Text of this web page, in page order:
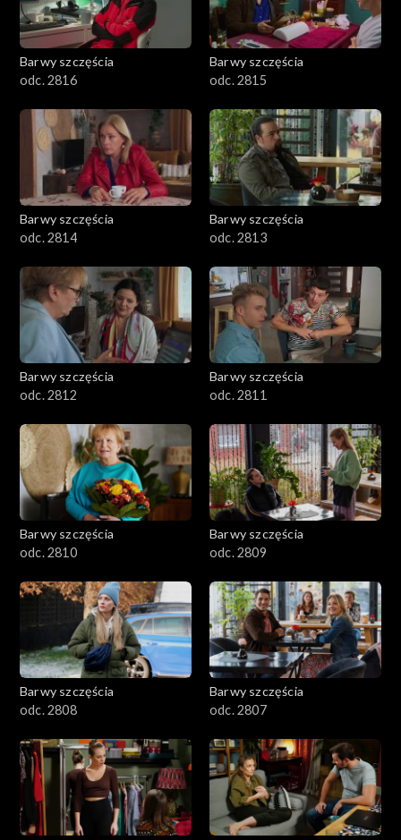
Barwy szczęścia
odc. 2816
Barwy szczęścia
odc. 2815
Barwy szczęścia
odc. 2814
Barwy szczęścia
odc. 2813
Barwy szczęścia
odc. 2812
Barwy szczęścia
odc. 2811
Barwy szczęścia
odc. 2810
Barwy szczęścia
odc. 2809
Barwy szczęścia
odc. 2808
Barwy szczęścia
odc. 2807